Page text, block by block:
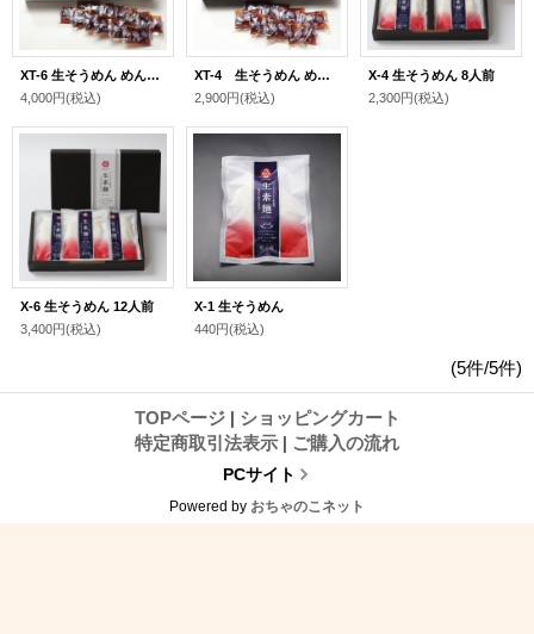
XT-6 生そうめん めんつゆ詰め合せ 12人前
4,000円(税込)
XT-4 生そうめん めんつゆ詰め合せ 8人前
2,900円(税込)
X-4 生そうめん 8人前
2,300円(税込)
X-6 生そうめん 12人前
3,400円(税込)
X-1 生そうめん
440円(税込)
(5件/5件)
TOPページ | ショッピングカート
特定商取引法表示 | ご購入の流れ
PCサイト
Powered by おちゃのこネット